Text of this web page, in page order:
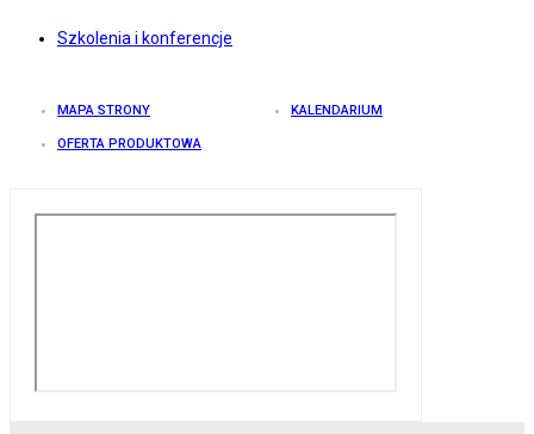
Szkolenia i konferencje
MAPA STRONY KALENDARIUM
OFERTA PRODUKTOWA